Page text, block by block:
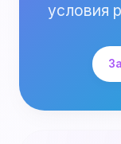
условия